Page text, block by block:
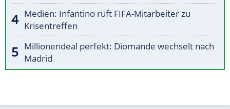
Medien: Infantino ruft FIFA-Mitarbeiter zu
Krisentreffen
Millionendeal perfekt: Diomande wechselt nach
Madrid